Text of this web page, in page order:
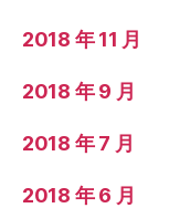
2018 年 11 月
2018 年 9 月
2018 年 7 月
2018 年 6 月